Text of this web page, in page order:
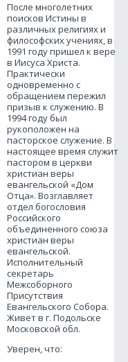
После многолетних
поисков Истины в
различных религиях и
философских учениях, в
1991 году пришел к вере
в Иисуса Христа.
Практически
одновременно с
обращением пережил
призыв к служению. В
1994 году был
рукоположен на
пасторское служение. В
настоящее время служит
пастором в церкви
христиан веры
евангельской «Дом
Отца». Возглавляет
отдел богословия
Российского
объединенного союза
христиан веры
евангельской.
Исполнительный
секретарь
Межсоборного
Присутствия
Евангельского Собора.
Живет в г. Подольске
Московской обл.
Уверен, что: